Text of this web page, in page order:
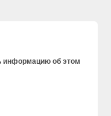
информацию об этом